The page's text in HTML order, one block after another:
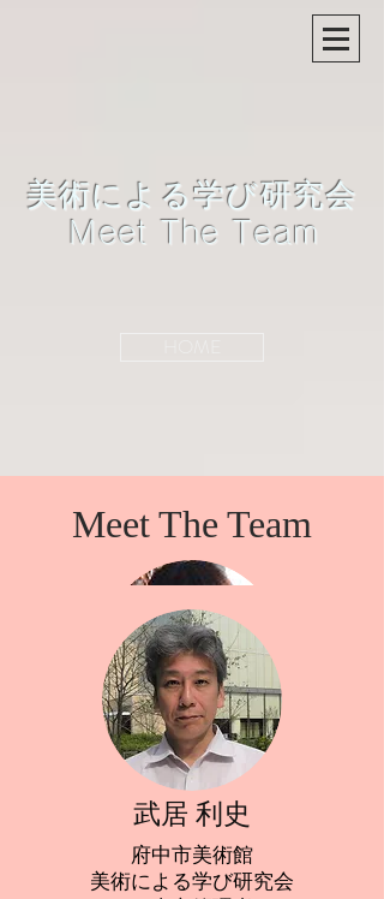
美術による学び研究会
Meet The Team
Meet The Team
武居 利史
府中市美術館
美術による学び研究会